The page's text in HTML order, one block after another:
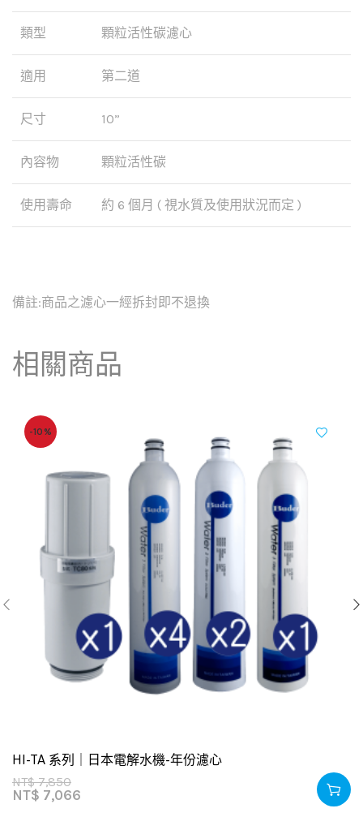
類型 顆粒活性碳濾心
適用 第二道
尺寸 10”
內容物 顆粒活性碳
使用壽命 約 6 個月 ( 視水質及使用狀況而定 )
備註:商品之濾心一經拆封即不退換
相關商品
-10%
HI-TA 系列｜日本電解水機-年份濾心
NT$7,850
NT$ 7,066